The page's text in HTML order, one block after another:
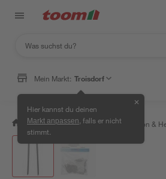
Mein Markt: Troisdorf
Hier kannst du deinen
Markt anpassen , falls er nicht
stimmt.
✕
/ Wohnen & Haushalt / Dekoration &